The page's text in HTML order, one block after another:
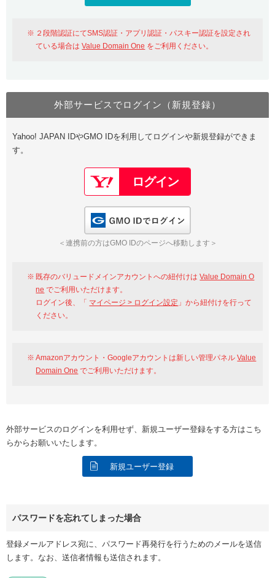
おすすめ One レンタルサーバーを含む最新の機能を使う方
Value Domain Oneにログイン
Google
GMO ID Amazon
※AmazonはValue Domain Oneのログイン画面へ遷移します
Value Domain Oneアカウント作成
以下でも登録可能
Google Yahoo!
GMO ID
２段階認証にてSMS認証・アプリ認証・パスキー認証を設定され
ている場合はValue Domain One をご利用ください。
外部サービスでログイン（新規登録）
Yahoo! JAPAN IDやGMO IDを利用してログインや新規登録ができま
す。
＜連携前の方はGMO IDのページへ移動します＞
既存のバリュードメインアカウントへの紐付けはValue Domain O
ne でご利用いただけます。
ログイン後、「 マイページ > ログイン設定 」から紐付けを行って
ください。
Amazonアカウント・Googleアカウントは新しい管理パネルValue
Domain One でご利用いただけます。
外部サービスのログインを利用せず、新規ユーザー登録をする方はこち
らからお願いいたします。
新規ユーザー登録
パスワードを忘れてしまった場合
登録メールアドレス宛に、パスワード再発行を行うためのメールを送信
します。なお、送信者情報も送信されます。